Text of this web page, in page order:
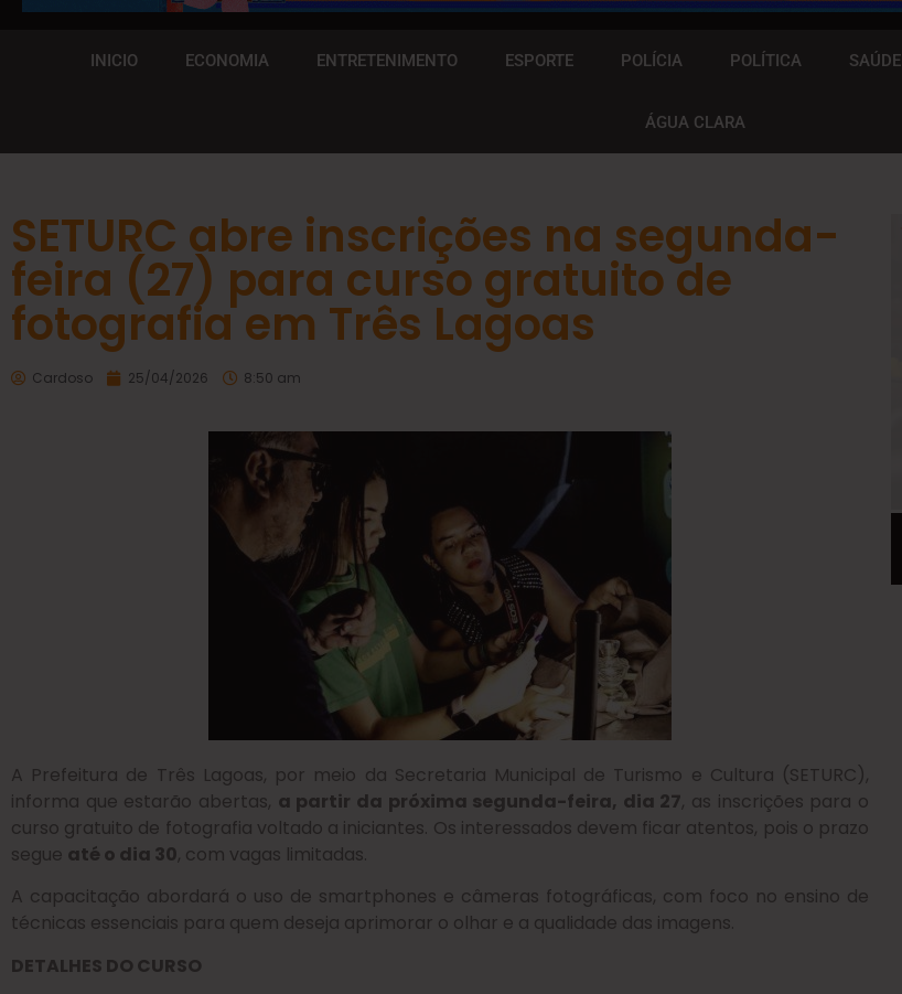
INICIO ECONOMIA ENTRETENIMENTO ESPORTE POLÍCIA POLÍTICA SAÚDE
ÁGUA CLARA
SETURC abre inscrições na segunda-
feira (27) para curso gratuito de
fotografia em Três Lagoas
Cardoso 25/04/2026 8:50 am
A Prefeitura de Três Lagoas, por meio da Secretaria Municipal de Turismo e Cultura (SETURC),
informa que estarão abertas, a partir da próxima segunda-feira, dia 27, as inscrições para o
curso gratuito de fotografia voltado a iniciantes. Os interessados devem ficar atentos, pois o prazo
segue até o dia 30, com vagas limitadas.
A capacitação abordará o uso de smartphones e câmeras fotográficas, com foco no ensino de
técnicas essenciais para quem deseja aprimorar o olhar e a qualidade das imagens.
DETALHES DO CURSO